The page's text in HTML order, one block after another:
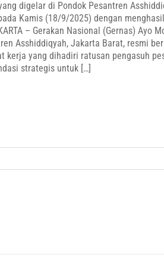
digelar di Pondok Pesantren
Kamis (18/9/2025) dengan
– Gerakan Nasional (Gernas) Ayo
Asshiddiqyah, Jakarta Barat, resmi
kerja yang dihadiri ratusan pengasuh
strategis untuk […]